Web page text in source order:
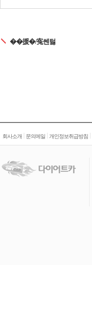
��援�/寃쎈턿
회사소개 문의메일 개인정보취급방침